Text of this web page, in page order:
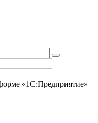
«1С:Предприятие»